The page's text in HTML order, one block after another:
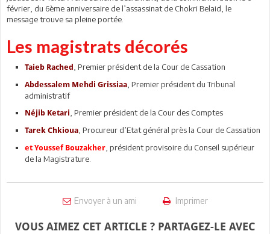
février, du 6ème anniversaire de l’assassinat de Chokri Belaid, le
message trouve sa pleine portée.
Les magistrats décorés
Taieb Rached , Premier président de la Cour de Cassation
Abdessalem Mehdi Grissiaa , Premier président du Tribunal
administratif
Néjib Ketari , Premier président de la Cour des Comptes
Tarek Chkioua , Procureur d’Etat général près la Cour de Cassation
et Youssef Bouzakher , président provisoire du Conseil supérieur
de la Magistrature.
Envoyer à un ami Imprimer
VOUS AIMEZ CET ARTICLE ? PARTAGEZ-LE AVEC